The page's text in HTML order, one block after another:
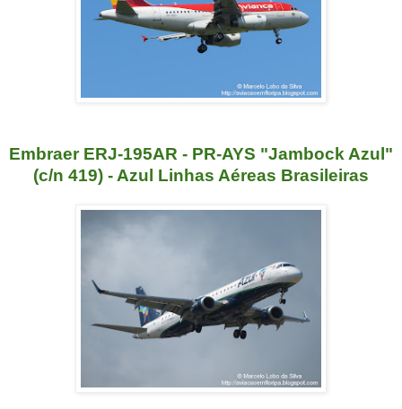
Embraer ERJ-195AR - PR-AYS "Jambock Azul"
(c/n 419) - Azul Linhas Aéreas Brasileiras